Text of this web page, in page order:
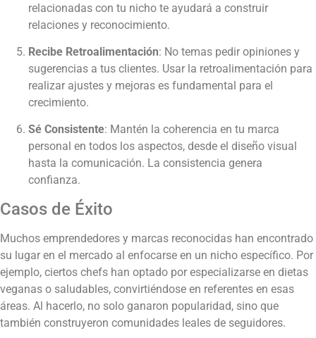
relacionadas con tu nicho te ayudará a construir
relaciones y reconocimiento.
Recibe Retroalimentación: No temas pedir opiniones y
sugerencias a tus clientes. Usar la retroalimentación para
realizar ajustes y mejoras es fundamental para el
crecimiento.
Sé Consistente: Mantén la coherencia en tu marca
personal en todos los aspectos, desde el diseño visual
hasta la comunicación. La consistencia genera
confianza.
Casos de Éxito
Muchos emprendedores y marcas reconocidas han encontrado
su lugar en el mercado al enfocarse en un nicho específico. Por
ejemplo, ciertos chefs han optado por especializarse en dietas
veganas o saludables, convirtiéndose en referentes en esas
áreas. Al hacerlo, no solo ganaron popularidad, sino que
también construyeron comunidades leales de seguidores.